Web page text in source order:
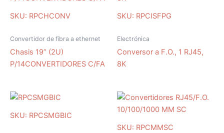
SKU: RPCHCONV
Convertidor de fibra a ethernet
Chasis 19” (2U)
P/14CONVERTIDORES C/FA
SKU: RPCISFPG
Electrónica
Conversor a F.O., 1 RJ45,
8K
SKU: RPCSMGBIC
SKU: RPCMMSC